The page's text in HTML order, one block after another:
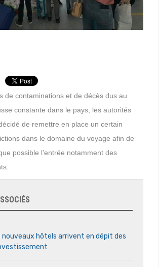
de contaminations et de décès dus au
constante dans le pays, les autorités
de remettre en place un certain
dans le domaine du voyage afin de
possible l’entrée notamment des
nouveaux hôtels arrivent en dépit des